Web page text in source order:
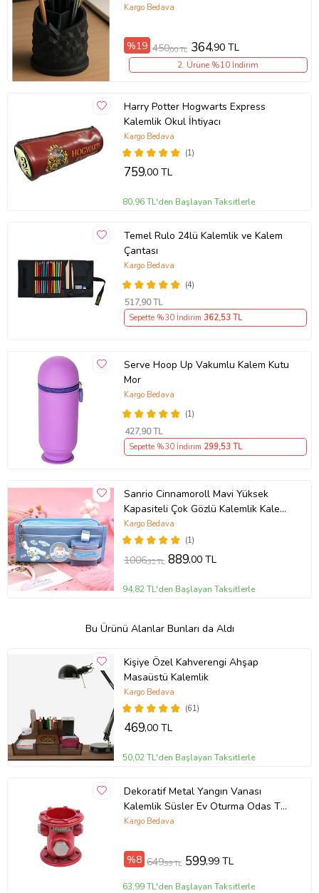
Kutusu 3D Baskı Tasarım Yüksek
Kargo Bedava
%19 450,00 TL 364,90 TL
2. Ürüne %10 İndirim
Harry Potter Hogwarts Express
Kalemlik Okul İhtiyacı
(1)
Kargo Bedava
759,00 TL
80,96 TL'den Başlayan Taksitlerle
Temel Rulo 24lü Kalemlik ve Kalem
Çantası
(4)
Kargo Bedava
517,90 TL
Sepette %30 İndirim 362,53 TL
Serve Hoop Up Vakumlu Kalem Kutu
Mor
(1)
Kargo Bedava
427,90 TL
Sepette %30 İndirim 299,53 TL
Sanrio Cinnamoroll Mavi Yüksek
Kapasiteli Çok Gözlü Kalemlik Kalem
Kutusu
(1)
Kargo Bedava
1006,32 TL 889,00 TL
94,82 TL'den Başlayan Taksitlerle
Bu Ürünü Alanlar Bunları da Aldı
Kişiye Özel Kahverengi Ahşap
Masaüstü Kalemlik
(61)
Kargo Bedava
469,00 TL
50,02 TL'den Başlayan Taksitlerle
Dekoratif Metal Yangın Vanası
Kalemlik Süsler Ev Oturma Odas TV
kabine Masaüstü Ofis Dekorasyon
Kargo Bedava
%8 649,99 TL 599,99 TL
63,99 TL'den Başlayan Taksitlerle